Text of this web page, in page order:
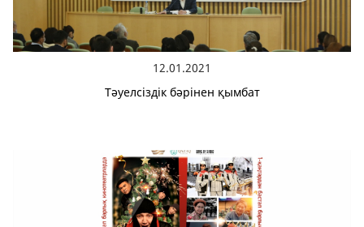
12.01.2021
Тәуелсіздік бәрінен қымбат